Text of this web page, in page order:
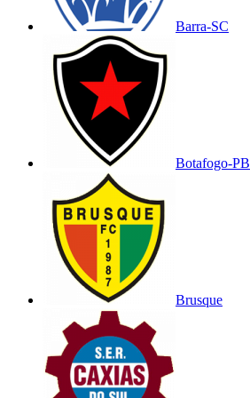
Barra-SC
Botafogo-PB
Brusque